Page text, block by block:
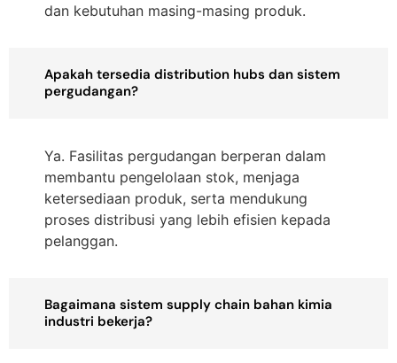
dan kebutuhan masing-masing produk.
Apakah tersedia distribution hubs dan sistem
pergudangan?
Ya. Fasilitas pergudangan berperan dalam
membantu pengelolaan stok, menjaga
ketersediaan produk, serta mendukung
proses distribusi yang lebih efisien kepada
pelanggan.
Bagaimana sistem supply chain bahan kimia
industri bekerja?